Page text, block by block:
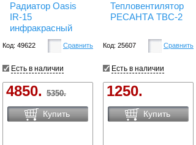
Радиатор Oasis
IR-15
инфракрасный
Код: 49622 Сравнить
Есть в наличии
4850. 5350.
Купить
Тепловентилятор
РЕСАНТА ТВС-2
Код: 25607 Сравнить
Есть в наличии
1250.
Купить